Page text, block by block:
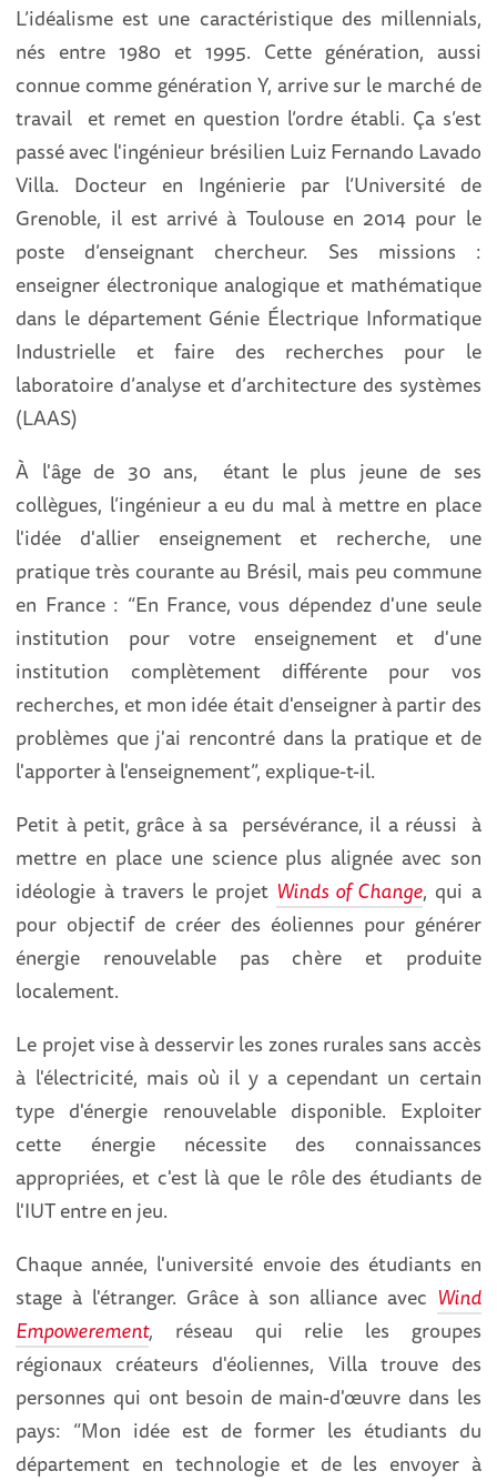
L’idéalisme est une caractéristique des millennials,
nés entre 1980 et 1995. Cette génération, aussi
connue comme génération Y, arrive sur le marché de
travail et remet en question l’ordre établi. Ça s’est
passé avec l'ingénieur brésilien Luiz Fernando Lavado
Villa. Docteur en Ingénierie par l’Université de
Grenoble, il est arrivé à Toulouse en 2014 pour le
poste d’enseignant chercheur. Ses missions :
enseigner électronique analogique et mathématique
dans le département Génie Électrique Informatique
Industrielle et faire des recherches pour le
laboratoire d’analyse et d’architecture des systèmes
(LAAS)
À l'âge de 30 ans, étant le plus jeune de ses
collègues, l’ingénieur a eu du mal à mettre en place
l'idée d'allier enseignement et recherche, une
pratique très courante au Brésil, mais peu commune
en France : “En France, vous dépendez d'une seule
institution pour votre enseignement et d'une
institution complètement différente pour vos
recherches, et mon idée était d'enseigner à partir des
problèmes que j'ai rencontré dans la pratique et de
l'apporter à l'enseignement”, explique-t-il.
Petit à petit, grâce à sa persévérance, il a réussi à
mettre en place une science plus alignée avec son
idéologie à travers le projet Winds of Change, qui a
pour objectif de créer des éoliennes pour générer
énergie renouvelable pas chère et produite
localement.
Le projet vise à desservir les zones rurales sans accès
à l'électricité, mais où il y a cependant un certain
type d'énergie renouvelable disponible. Exploiter
cette énergie nécessite des connaissances
appropriées, et c'est là que le rôle des étudiants de
l'IUT entre en jeu.
Chaque année, l'université envoie des étudiants en
stage à l'étranger. Grâce à son alliance avec Wind
Empowerement, réseau qui relie les groupes
régionaux créateurs d'éoliennes, Villa trouve des
personnes qui ont besoin de main-d'œuvre dans les
pays: “Mon idée est de former les étudiants du
département en technologie et de les envoyer à